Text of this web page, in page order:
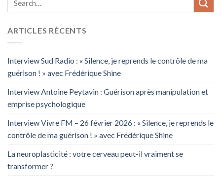
ARTICLES RÉCENTS
Interview Sud Radio : « Silence, je reprends le contrôle de ma
guérison ! » avec Frédérique Shine
Interview Antoine Peytavin : Guérison après manipulation et
emprise psychologique
Interview Vivre FM – 26 février 2026 : « Silence, je reprends le
contrôle de ma guérison ! » avec Frédérique Shine
La neuroplasticité : votre cerveau peut-il vraiment se
transformer ?